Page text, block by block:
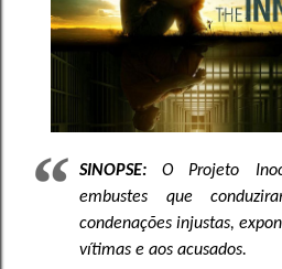
SINOPSE:O Projeto
embustes que
condenações injustas,
vítimas e aos acusados.